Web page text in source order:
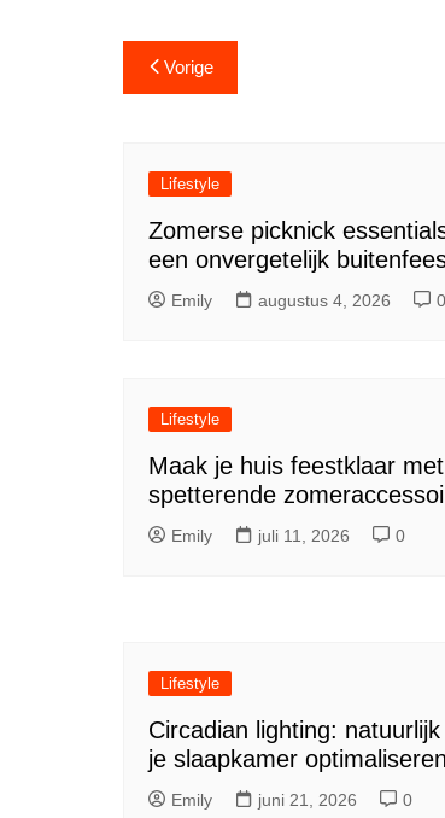
Berichtnavigatie
Vorige
Lifestyle
Zomerse picknick
een onvergetelijk
Emily augustus 4, 2026 0
Lifestyle
Maak je huis feestklaar met
spetterende
Emily juli 11, 2026 0
Lifestyle
Circadian lighting:
je slaapkamer optimaliseren
Emily juni 21, 2026 0